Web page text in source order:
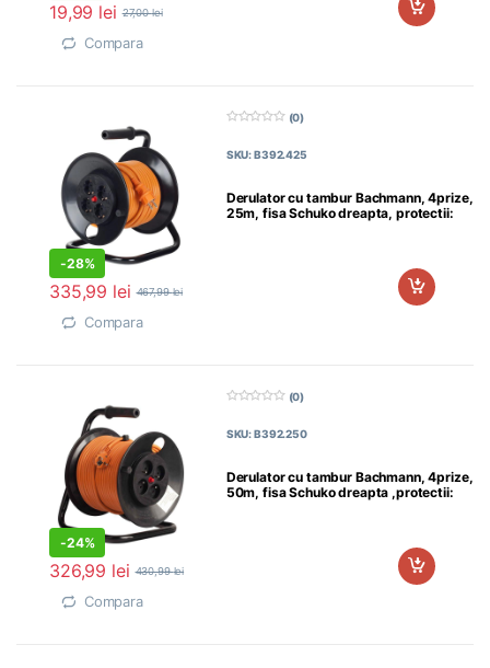
19,99 lei 27,00lei
Compara
-28%
Derulator cu tambur Bachmann, 4prize,
25m, fisa Schuko dreapta, protectii:
i
(0)
SKU: B392.425
335,99 lei 467,99lei
Compara
-24%
Derulator cu tambur Bachmann, 4prize,
50m, fisa Schuko dreapta ,protectii:
i
(0)
SKU: B392.250
326,99 lei 430,99lei
Compara